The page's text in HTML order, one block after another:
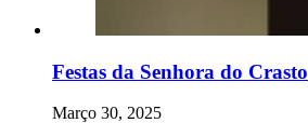
Festas da Senhora do Crasto
Março 30, 2025